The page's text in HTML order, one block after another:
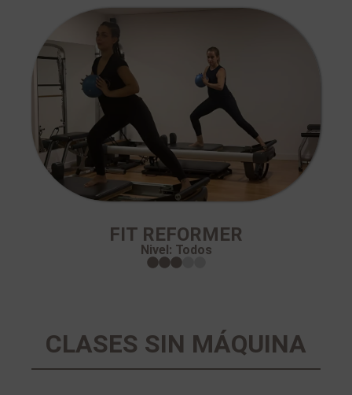
FIT REFORMER
Nivel: Todos
CLASES SIN MÁQUINA​